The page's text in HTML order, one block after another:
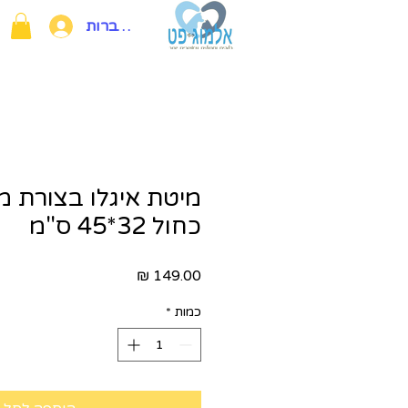
להתחברות
מיטת איגלו
כחול 32*45 ס"מ
כמות *